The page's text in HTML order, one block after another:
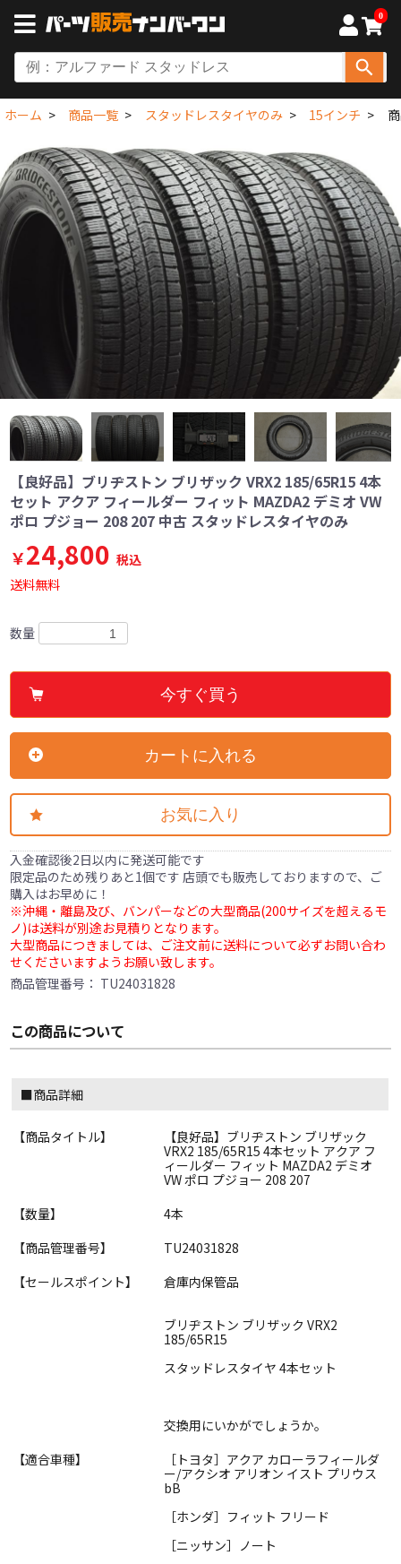
0
ホーム 商品一覧 スタッドレスタイヤのみ 15インチ
【良好品】ブリヂストン ブリザック VRX2 185/65R15 4本
セット アクア フィールダー フィット MAZDA2 デミオ VW
ポロ プジョー 208 207 中古 スタッドレスタイヤのみ
￥24,800 税込
送料無料
数量
今すぐ買う
カートに入れる
お気に入り
入金確認後2日以内に発送可能です
限定品のため残りあと1個です 店頭でも販売しておりますので、ご
購入はお早めに！
※沖縄・離島及び、バンパーなどの大型商品(200サイズを超えるモ
ノ)は送料が別途お見積りとなります。
大型商品につきましては、ご注文前に送料について必ずお問い合わ
せくださいますようお願い致します。
商品管理番号： TU24031828
この商品について
■商品詳細
【商品タイトル】
【良好品】ブリヂストン ブリザック
VRX2 185/65R15 4本セット アクア フ
ィールダー フィット MAZDA2 デミオ
VW ポロ プジョー 208 207
【数量】
4本
【商品管理番号】
TU24031828
【セールスポイント】
倉庫内保管品
ブリヂストン ブリザック VRX2
185/65R15
スタッドレスタイヤ 4本セット
交換用にいかがでしょうか。
【適合車種】
［トヨタ］アクア カローラフィールダ
ー/アクシオ アリオン イスト プリウス
bB
［ホンダ］フィット フリード
［ニッサン］ノート